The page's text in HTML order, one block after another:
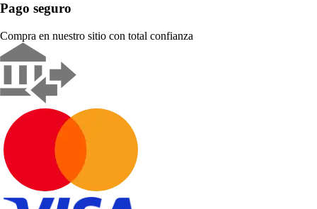
Pago seguro
Compra en nuestro sitio con total confianza